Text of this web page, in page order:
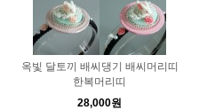
옥빛 달토끼 배씨댕기 배씨머리띠
한복머리띠
28,000원